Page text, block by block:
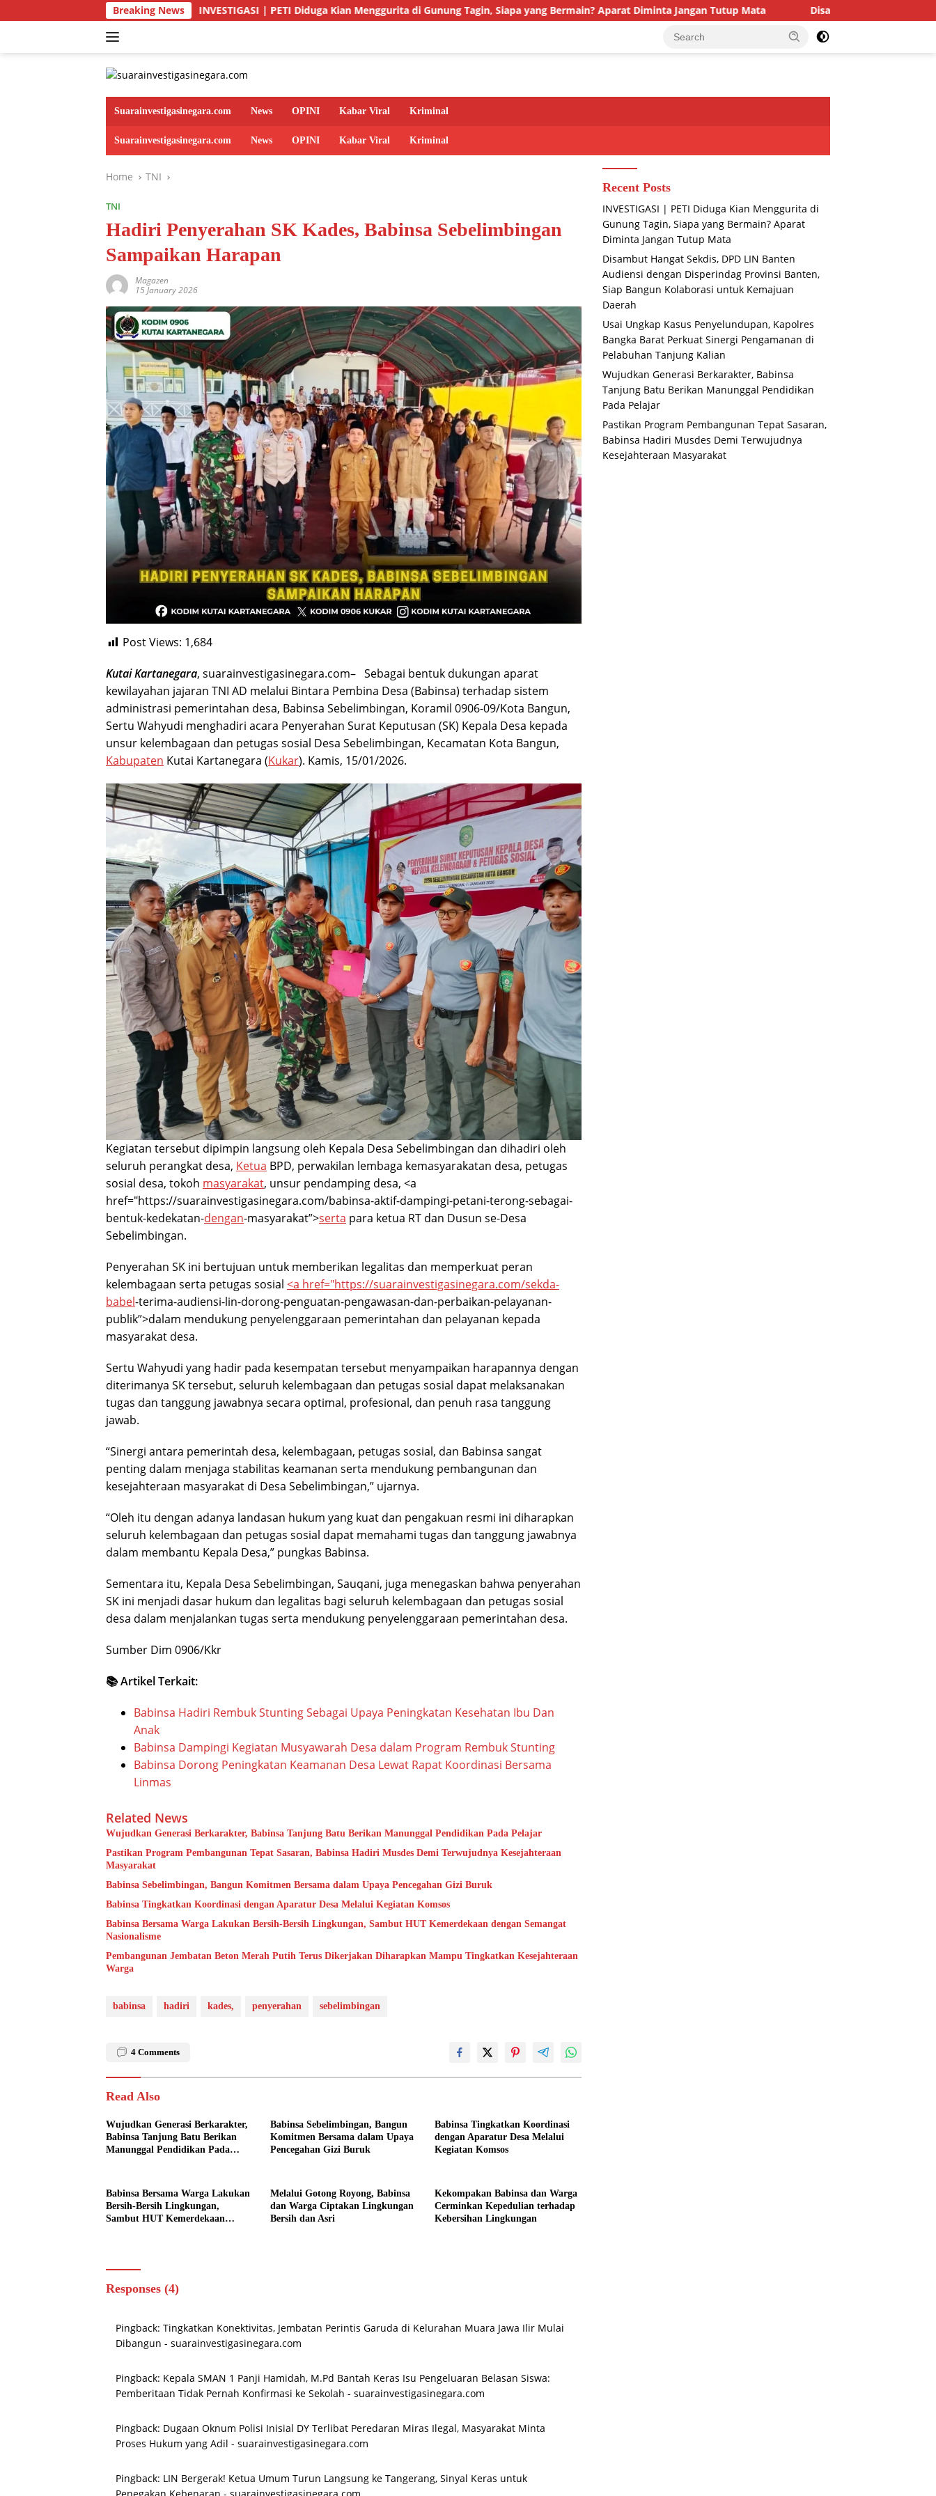
to
Breaking News
INVESTIGASI | PETI Diduga Kian Menggurita di Gunung Tagin, Siapa yang Bermain? Aparat Diminta Jangan Tutup Mata Disambut Hangat Sekdis, DPD LIN Banten
Suarainvestigasinegara.com News OPINI Kabar Viral Kriminal
Suarainvestigasinegara.com News OPINI Kabar Viral Kriminal
Home TNI
TNI
Hadiri Penyerahan SK Kades, Babinsa Sebelimbingan
Sampaikan Harapan
Magazen
15 January 2026
Post Views: 1,684
Kutai Kartanegara, suarainvestigasinegara.com– Sebagai bentuk dukungan aparat
kewilayahan jajaran TNI AD melalui Bintara Pembina Desa (Babinsa) terhadap sistem
administrasi pemerintahan desa, Babinsa Sebelimbingan, Koramil 0906-09/Kota Bangun,
Sertu Wahyudi menghadiri acara Penyerahan Surat Keputusan (SK) Kepala Desa kepada
unsur kelembagaan dan petugas sosial Desa Sebelimbingan, Kecamatan Kota Bangun,
Kabupaten Kutai Kartanegara (Kukar). Kamis, 15/01/2026.
Kegiatan tersebut dipimpin langsung oleh Kepala Desa Sebelimbingan dan dihadiri oleh
seluruh perangkat desa, Ketua BPD, perwakilan lembaga kemasyarakatan desa, petugas
sosial desa, tokoh masyarakat, unsur pendamping desa, <a
href="https://suarainvestigasinegara.com/babinsa-aktif-dampingi-petani-terong-sebagai-
bentuk-kedekatan-dengan-masyarakat”>serta para ketua RT dan Dusun se-Desa
Sebelimbingan.
Penyerahan SK ini bertujuan untuk memberikan legalitas dan memperkuat peran
kelembagaan serta petugas sosial <a href="https://suarainvestigasinegara.com/sekda-
babel-terima-audiensi-lin-dorong-penguatan-pengawasan-dan-perbaikan-pelayanan-
publik”>dalam mendukung penyelenggaraan pemerintahan dan pelayanan kepada
masyarakat desa.
Sertu Wahyudi yang hadir pada kesempatan tersebut menyampaikan harapannya dengan
diterimanya SK tersebut, seluruh kelembagaan dan petugas sosial dapat melaksanakan
tugas dan tanggung jawabnya secara optimal, profesional, dan penuh rasa tanggung
jawab.
“Sinergi antara pemerintah desa, kelembagaan, petugas sosial, dan Babinsa sangat
penting dalam menjaga stabilitas keamanan serta mendukung pembangunan dan
kesejahteraan masyarakat di Desa Sebelimbingan,” ujarnya.
“Oleh itu dengan adanya landasan hukum yang kuat dan pengakuan resmi ini diharapkan
seluruh kelembagaan dan petugas sosial dapat memahami tugas dan tanggung jawabnya
dalam membantu Kepala Desa,” pungkas Babinsa.
Sementara itu, Kepala Desa Sebelimbingan, Sauqani, juga menegaskan bahwa penyerahan
SK ini menjadi dasar hukum dan legalitas bagi seluruh kelembagaan dan petugas sosial
desa dalam menjalankan tugas serta mendukung penyelenggaraan pemerintahan desa.
Sumber Dim 0906/Kkr
📚 Artikel Terkait:
Babinsa Hadiri Rembuk Stunting Sebagai Upaya Peningkatan Kesehatan Ibu Dan
Anak
Babinsa Dampingi Kegiatan Musyawarah Desa dalam Program Rembuk Stunting
Babinsa Dorong Peningkatan Keamanan Desa Lewat Rapat Koordinasi Bersama
Linmas
Related News
Wujudkan Generasi Berkarakter, Babinsa Tanjung Batu Berikan Manunggal Pendidikan Pada Pelajar
Pastikan Program Pembangunan Tepat Sasaran, Babinsa Hadiri Musdes Demi Terwujudnya Kesejahteraan
Masyarakat
Babinsa Sebelimbingan, Bangun Komitmen Bersama dalam Upaya Pencegahan Gizi Buruk
Babinsa Tingkatkan Koordinasi dengan Aparatur Desa Melalui Kegiatan Komsos
Babinsa Bersama Warga Lakukan Bersih-Bersih Lingkungan, Sambut HUT Kemerdekaan dengan Semangat
Nasionalisme
Pembangunan Jembatan Beton Merah Putih Terus Dikerjakan Diharapkan Mampu Tingkatkan Kesejahteraan
Warga
babinsa hadiri kades, penyerahan sebelimbingan
4 Comments
Read Also
Wujudkan Generasi Berkarakter,
Babinsa Tanjung Batu Berikan
Manunggal Pendidikan Pada
Babinsa Sebelimbingan, Bangun
Komitmen Bersama dalam Upaya
Pencegahan Gizi Buruk
Babinsa Tingkatkan Koordinasi
dengan Aparatur Desa Melalui
Kegiatan Komsos
Babinsa Bersama Warga Lakukan
Bersih-Bersih Lingkungan,
Sambut HUT Kemerdekaan
Melalui Gotong Royong, Babinsa
dan Warga Ciptakan Lingkungan
Bersih dan Asri
Kekompakan Babinsa dan Warga
Cerminkan Kepedulian terhadap
Kebersihan Lingkungan
Responses (4)
Pingback: Tingkatkan Konektivitas, Jembatan Perintis Garuda di Kelurahan Muara Jawa Ilir Mulai
Dibangun - suarainvestigasinegara.com
Pingback: Kepala SMAN 1 Panji Hamidah, M.Pd Bantah Keras Isu Pengeluaran Belasan Siswa:
Pemberitaan Tidak Pernah Konfirmasi ke Sekolah - suarainvestigasinegara.com
Pingback: Dugaan Oknum Polisi Inisial DY Terlibat Peredaran Miras Ilegal, Masyarakat Minta
Proses Hukum yang Adil - suarainvestigasinegara.com
Pingback: LIN Bergerak! Ketua Umum Turun Langsung ke Tangerang, Sinyal Keras untuk
Recent Posts
INVESTIGASI | PETI Diduga Kian Menggurita di
Gunung Tagin, Siapa yang Bermain? Aparat
Diminta Jangan Tutup Mata
Disambut Hangat Sekdis, DPD LIN Banten
Audiensi dengan Disperindag Provinsi Banten,
Siap Bangun Kolaborasi untuk Kemajuan
Daerah
Usai Ungkap Kasus Penyelundupan, Kapolres
Bangka Barat Perkuat Sinergi Pengamanan di
Pelabuhan Tanjung Kalian
Wujudkan Generasi Berkarakter, Babinsa
Tanjung Batu Berikan Manunggal Pendidikan
Pada Pelajar
Pastikan Program Pembangunan Tepat Sasaran,
Babinsa Hadiri Musdes Demi Terwujudnya
Kesejahteraan Masyarakat